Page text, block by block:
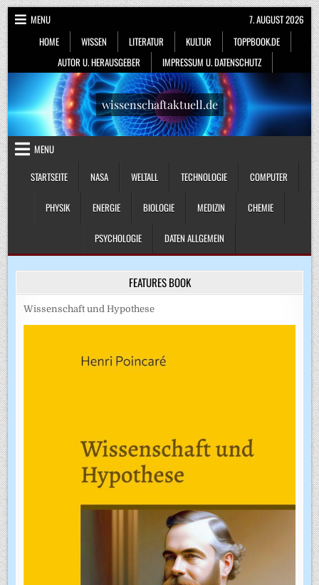
Skip
to
content
MENU
HOME
WISSEN LITERATUR KULTUR
TOPPBOOK.DE
AUTOR U. HERAUSGEBER
IMPRESSUM U. DATENSCHUTZ
7. AUGUST 2026
wissenschaftaktuell.de
MENU
STARTSEITE
NASA WELTALL TECHNOLOGIE COMPUTER
PHYSIK ENERGIE BIOLOGIE MEDIZIN CHEMIE
PSYCHOLOGIE DATEN ALLGEMEIN
FEATURES BOOK
Wissenschaft und Hypothese